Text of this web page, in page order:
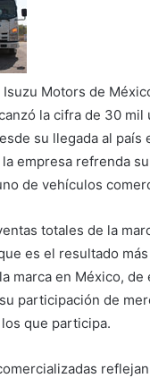
Motors de
la cifra de 30 mil
su llegada al país
empresa refrenda
de vehículos
totales de la
es el resultado
marca en México, de
participación de
que participa.